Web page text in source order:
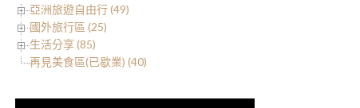
亞洲旅遊自由行 (49)
國外旅行區 (25)
生活分享 (85)
再見美食區(已歇業) (40)